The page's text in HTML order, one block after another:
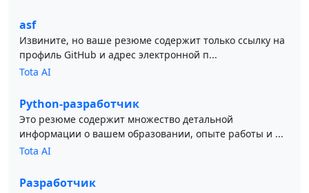
asf
Извините, но ваше резюме содержит только ссылку на
профиль GitHub и адрес электронной п...
Tota AI
Python-разработчик
Это резюме содержит множество детальной
информации о вашем образовании, опыте работы и ...
Tota AI
Разработчик